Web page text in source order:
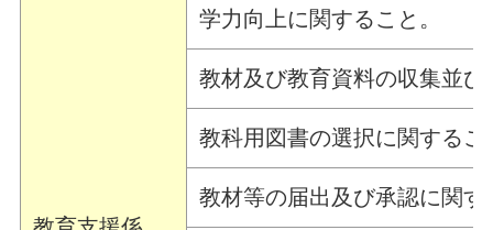
学力向上に関すること。
教材及び教育資料の収集並
教科用図書の選択に関するこ
教材等の届出及び承認に関す